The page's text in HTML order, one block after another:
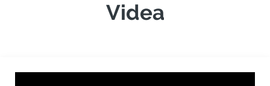
Videa